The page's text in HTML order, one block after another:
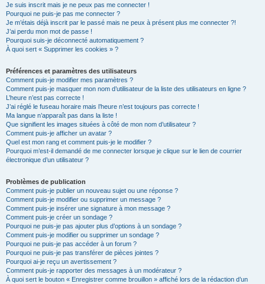
Je suis inscrit mais je ne peux pas me connecter !
Pourquoi ne puis-je pas me connecter ?
Je m’étais déjà inscrit par le passé mais ne peux à présent plus me connecter ?!
J’ai perdu mon mot de passe !
Pourquoi suis-je déconnecté automatiquement ?
À quoi sert « Supprimer les cookies » ?
Préférences et paramètres des utilisateurs
Comment puis-je modifier mes paramètres ?
Comment puis-je masquer mon nom d’utilisateur de la liste des utilisateurs en ligne ?
L’heure n’est pas correcte !
J’ai réglé le fuseau horaire mais l’heure n’est toujours pas correcte !
Ma langue n’apparaît pas dans la liste !
Que signifient les images situées à côté de mon nom d’utilisateur ?
Comment puis-je afficher un avatar ?
Quel est mon rang et comment puis-je le modifier ?
Pourquoi m’est-il demandé de me connecter lorsque je clique sur le lien de courrier
électronique d’un utilisateur ?
Problèmes de publication
Comment puis-je publier un nouveau sujet ou une réponse ?
Comment puis-je modifier ou supprimer un message ?
Comment puis-je insérer une signature à mon message ?
Comment puis-je créer un sondage ?
Pourquoi ne puis-je pas ajouter plus d’options à un sondage ?
Comment puis-je modifier ou supprimer un sondage ?
Pourquoi ne puis-je pas accéder à un forum ?
Pourquoi ne puis-je pas transférer de pièces jointes ?
Pourquoi ai-je reçu un avertissement ?
Comment puis-je rapporter des messages à un modérateur ?
À quoi sert le bouton « Enregistrer comme brouillon » affiché lors de la rédaction d’un